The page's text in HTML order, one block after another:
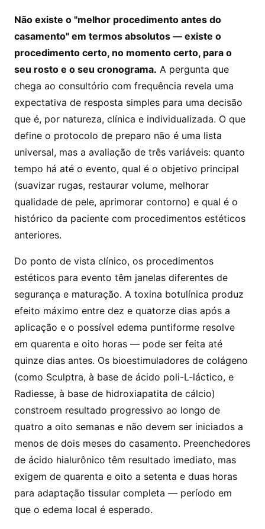
Não existe o "melhor procedimento antes do
casamento" em termos absolutos — existe o
procedimento certo, no momento certo, para o
seu rosto e o seu cronograma. A pergunta que
chega ao consultório com frequência revela uma
expectativa de resposta simples para uma decisão
que é, por natureza, clínica e individualizada. O que
define o protocolo de preparo não é uma lista
universal, mas a avaliação de três variáveis: quanto
tempo há até o evento, qual é o objetivo principal
(suavizar rugas, restaurar volume, melhorar
qualidade de pele, aprimorar contorno) e qual é o
histórico da paciente com procedimentos estéticos
anteriores.
Do ponto de vista clínico, os procedimentos
estéticos para evento têm janelas diferentes de
segurança e maturação. A toxina botulínica produz
efeito máximo entre dez e quatorze dias após a
aplicação e o possível edema puntiforme resolve
em quarenta e oito horas — pode ser feita até
quinze dias antes. Os bioestimuladores de colágeno
(como Sculptra, à base de ácido poli-L-láctico, e
Radiesse, à base de hidroxiapatita de cálcio)
constroem resultado progressivo ao longo de
quatro a oito semanas e não devem ser iniciados a
menos de dois meses do casamento. Preenchedores
de ácido hialurônico têm resultado imediato, mas
exigem de quarenta e oito a setenta e duas horas
para adaptação tissular completa — período em
que o edema local é esperado.